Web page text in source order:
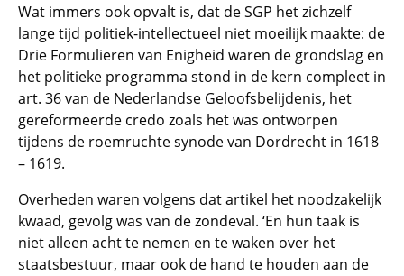
Wat immers ook opvalt is, dat de SGP het zichzelf
lange tijd politiek-intellectueel niet moeilijk maakte: de
Drie Formulieren van Enigheid waren de grondslag en
het politieke programma stond in de kern compleet in
art. 36 van de Nederlandse Geloofsbelijdenis, het
gereformeerde credo zoals het was ontworpen
tijdens de roemruchte synode van Dordrecht in 1618
– 1619.
Overheden waren volgens dat artikel het noodzakelijk
kwaad, gevolg was van de zondeval. ‘En hun taak is
niet alleen acht te nemen en te waken over het
staatsbestuur, maar ook de hand te houden aan de